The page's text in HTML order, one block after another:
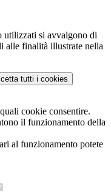
utilizzati si avvalgono di
alle finalità illustrate nella
tutti i cookies
cookie consentire.
il funzionamento della
al funzionamento potete